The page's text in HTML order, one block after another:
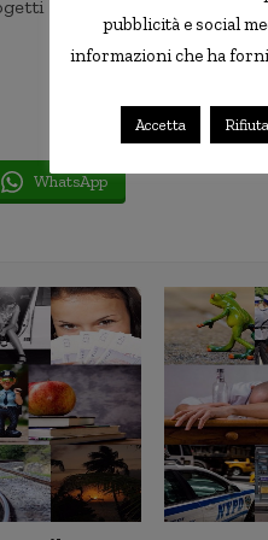
che molti considerano
WhatsApp
pubblicità e social
informazioni che ha
Accetta Rifiuta